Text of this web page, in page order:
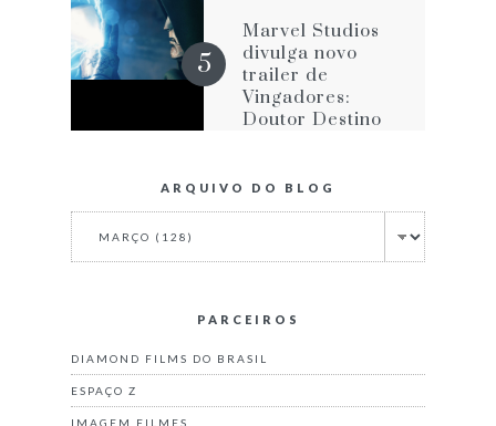
Avenida Paulista
Marvel Studios
divulga novo
trailer de
Vingadores:
Doutor Destino
ARQUIVO DO BLOG
PARCEIROS
DIAMOND FILMS DO BRASIL
ESPAÇO Z
IMAGEM FILMES